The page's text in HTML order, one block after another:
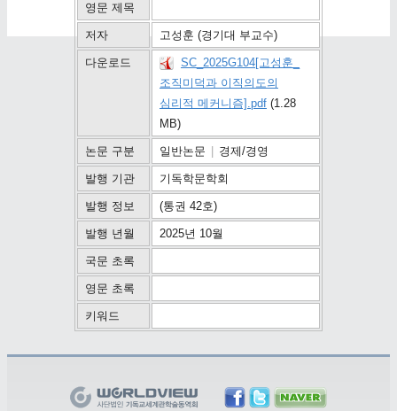
영문 제목
저자 고성훈 (경기대 부교수)
다운로드
SC_2025G104[고성훈_
조직미덕과 이직의도의
심리적 메커니즘].pdf (1.28
MB)
논문 구분 일반논문 경제/경영
발행 기관 기독학문학회
발행 정보 (통권 42호)
발행 년월 2025년 10월
국문 초록
영문 초록
키워드